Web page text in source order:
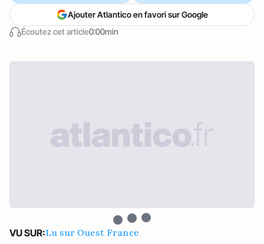
Écoutez cet article0:00min
Ajouter Atlantico en favori sur Google
VU SUR:Lu sur Ouest France